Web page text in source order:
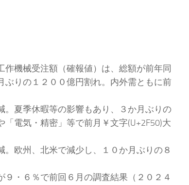
機械受注額（確報値）は、総額が前年同
りの１２００億円割れ。内外需ともに前
夏季休暇等の影響もあり、３か月ぶりの
電気・精密」等で前月￥文字(U+2F50)大
欧州、北米で減少し、１０か月ぶりの８
・６％で前回６月の調査結果（２０２４